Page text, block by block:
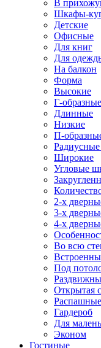
В
Шкафы-
Детские
Офисные
Для книг
Для
На балкон
Форма
Высокие
Г-образные
Длинные
Низкие
П-
Широкие
Угловые
2-х
3-х
4-х
Во всю
Под
Открытая
Распашные
Гардероб
Для
Эконом
Гостиные